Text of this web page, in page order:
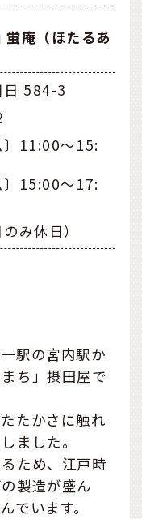
蛍庵（ほたるあ
日 584-3
〕11:00～15:
〕15:00～17:
み休日）
駅の宮内駅か
ち」摂田屋で
たかさに触れ
ました。
ため、江戸時
製造が盛ん
でいます。